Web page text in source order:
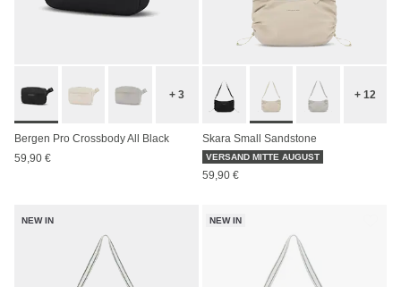
+ 3
Bergen Pro Crossbody All Black
59,90 €
+ 12
Skara Small Sandstone
VERSAND MITTE AUGUST
59,90 €
NEW IN NEW IN